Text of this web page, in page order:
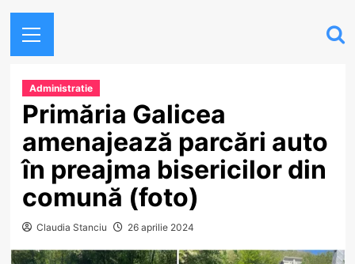
Menu
Administratie
Primăria Galicea
amenajează parcări auto
în preajma bisericilor din
comună (foto)
Claudia Stanciu 26 aprilie 2024